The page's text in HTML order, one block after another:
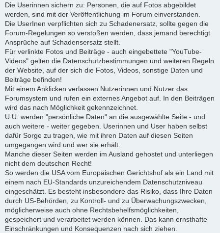
Die Userinnen sichern zu: Personen, die auf Fotos abgebildet
werden, sind mit der Veröffentlichung im Forum einverstanden.
Die UserInen verpflichten sich zu Schadenersatz, sollte gegen die
Forum-Regelungen so verstoßen werden, dass jemand berechtigt
Ansprüche auf Schadensersatz stellt.
Für verlinkte Fotos und Beiträge - auch eingebettete "YouTube-
Videos" gelten die Datenschutzbestimmungen und weiteren Regeln
der Website, auf der sich die Fotos, Videos, sonstige Daten und
Beiträge befinden!
Mit einem Anklicken verlassen Nutzerinnen und Nutzer das
Forumsystem und rufen ein externes Angebot auf. In den Beiträgen
wird das nach Möglichkeit gekennzeichnet.
U.U. werden "persönliche Daten" an die ausgewählte Seite - und
auch weitere - weiter gegeben. Userinnen und User haben selbst
dafür Sorge zu tragen, wie mit ihren Daten auf diesen Seiten
umgegangen wird und wer sie erhält.
Manche dieser Seiten werden im Ausland gehostet und unterliegen
nicht dem deutschen Recht!
So werden die USA vom Europäischen Gerichtshof als ein Land mit
einem nach EU-Standards unzureichendem Datenschutzniveau
eingeschätzt. Es besteht insbesondere das Risiko, dass Ihre Daten
durch US-Behörden, zu Kontroll- und zu Überwachungszwecken,
möglicherweise auch ohne Rechtsbehelfsmöglichkeiten,
gespeichert und verarbeitet werden können. Das kann ernsthafte
Einschränkungen und Konsequenzen nach sich ziehen.